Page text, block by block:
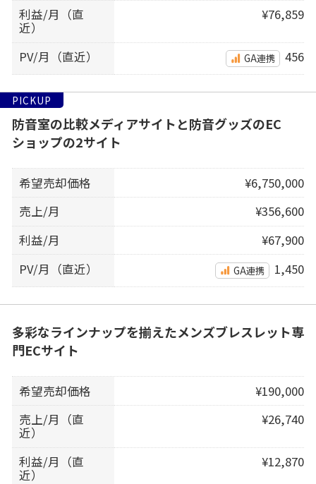
利益/月（直
近）
¥76,859
PV/月（直近） GA連携 456
PICKUP
防音室の比較メディアサイトと防音グッズのEC
ショップの2サイト
希望売却価格
¥6,750,000
売上/月
¥356,600
利益/月
¥67,900
PV/月（直近）
GA連携 1,450
多彩なラインナップを揃えたメンズブレスレット専
門ECサイト
希望売却価格
¥190,000
売上/月（直
近）
¥26,740
利益/月（直
近）
¥12,870